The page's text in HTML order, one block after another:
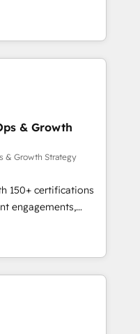
clients,
des revenus
et à
des ETI
digitale et des
RevOps
commerciales et
API,
les visiteurs en
(SEO, SEA,
ABM, IA,
réussies - 40
HubSpot
& Growth
& Growth Strategy
150+ certifications
engagements,
into
onboarding to
in-house team
long-term
setup •
data cleanups •